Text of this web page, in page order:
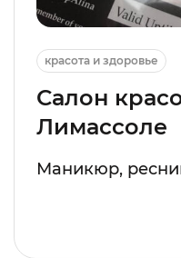
красота и здоровье
Салон
Лимассоле
Маникюр,